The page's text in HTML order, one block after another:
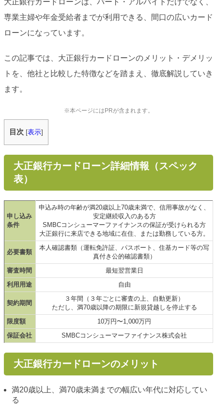
大正銀行カードローンは、パート・アルバイトだけでなく、
専業主婦や年金受給者までが利用できる、間口の広いカード
ローンになっています。
この記事では、大正銀行カードローンのメリット・デメリッ
トを、他社と比較した特徴などを踏まえ、徹底解説していき
ます。
※本ページにはPRが含まれます。
目次 [表示]
大正銀行カードローン詳細情報（スペック
表）
申し込み
条件
申込み時の年齢が満20歳以上70歳未満で、信用事故がなく、
安定継続収入のある方
SMBCコンシューマーファイナンスの保証が受けられる方
大正銀行に来店できる地域に在住、または勤務している方。
必要書類
本人確認書類（運転免許証、パスポート、住基カード等の写
真付き公的確認書類）
審査時間
最短翌営業日
利用用途
自由
契約期間
３年間（３年ごとに審査の上、自動更新）
ただし、満70歳以降の期限に新規貸越しを停止する
限度額
10万円〜1,000万円
保証会社
SMBCコンシューマーファイナンス株式会社
大正銀行カードローンのメリット
満20歳以上、満70歳未満までの幅広い年代に対応してい
る